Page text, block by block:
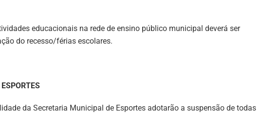
educacionais na rede de ensino público municipal deverá ser
do recesso/férias escolares.
da Secretaria Municipal de Esportes adotarão a suspensão de todas